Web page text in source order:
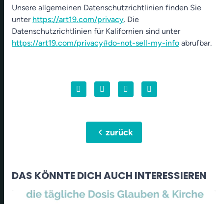
Unsere allgemeinen Datenschutzrichtlinien finden Sie
unter https://art19.com/privacy. Die
Datenschutzrichtlinien für Kalifornien sind unter
https://art19.com/privacy#do-not-sell-my-info abrufbar.
chevron_leftzurück
DAS KÖNNTE DICH AUCH INTERESSIEREN